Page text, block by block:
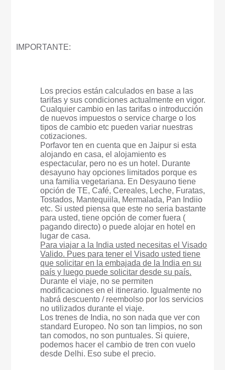
IMPORTANTE:
Los precios están calculados en base a las
tarifas y sus condiciones actualmente en vigor.
Cualquier cambio en las tarifas o introducción
de nuevos impuestos o service charge o los
tipos de cambio etc pueden variar nuestras
cotizaciones.
Porfavor ten en cuenta que en Jaipur si esta
alojando en casa, el alojamiento es
espectacular, pero no es un hotel. Durante
desayuno hay opciones limitados porque es
una familia vegetariana. En Desyauno tiene
opción de TE, Café, Cereales, Leche, Furatas,
Tostados, Mantequiila, Mermalada, Pan Indiio
etc. Si usted piensa que este no seria bastante
para usted, tiene opción de comer fuera (
pagando directo) o puede alojar en hotel en
lugar de casa.
Para viajar a la India usted necesitas el Visado
Valido. Pues para tener el Visado usted tiene
que solicitar en la embajada de la India en su
país y luego puede solicitar desde su país.
Durante el viaje, no se permiten
modificaciones en el itinerario. Igualmente no
habrá descuento / reembolso por los servicios
no utilizados durante el viaje.
Los trenes de India, no son nada que ver con
standard Europeo. No son tan limpios, no son
tan comodos, no son puntuales. Si quiere,
podemos hacer el cambio de tren con vuelo
desde Delhi. Eso sube el precio.